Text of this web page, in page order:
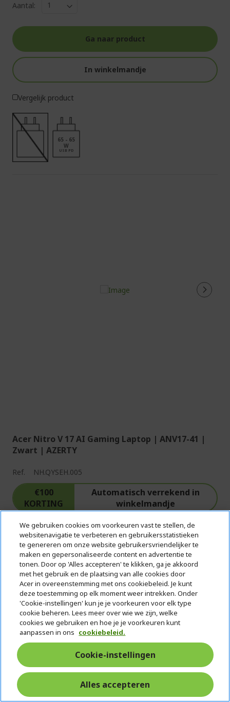
Aantal:
Ga naar product
In winkelmandje
Vergelijk product
65 - 65
W
USB PD
Acer Nitro V 17 AI Gaming Laptop | ANV17-41 |
Zwart | AZERTY
Ref. NH.QYSEH.005
€100
KORTING
Automatisch verrekend in
winkelmandje
Windows 11 Home 64-bit
AMD Ryzen™ AI 7 260 processor 3,80 GHz
43,9 cm (17,3") Full HD (1920 x 1080) 16:9 IPS 144
Hz
16 GB, DDR5 SDRAM
512 GB SSD
NVIDIA® GeForce RTX™ 5050 met 8 GB toegewijd
geheugen
We gebruiken cookies om voorkeuren vast te stellen, de
websitenavigatie te verbeteren en gebruikersstatistieken
te genereren om onze website gebruikersvriendelijker te
maken en gepersonaliseerde content en advertentie te
tonen. Door op 'Alles accepteren' te klikken, ga je akkoord
met het gebruik en de plaatsing van alle cookies door
Acer in overeenstemming met ons cookiebeleid. Je kunt
deze toestemming op elk moment weer intrekken. Onder
'Cookie-instellingen' kun je je voorkeuren voor elk type
cookie beheren. Lees meer over wie we zijn, welke
cookies we gebruiken en hoe je je voorkeuren kunt
aanpassen in ons cookiebeleid.
Cookie-instellingen
Alles accepteren